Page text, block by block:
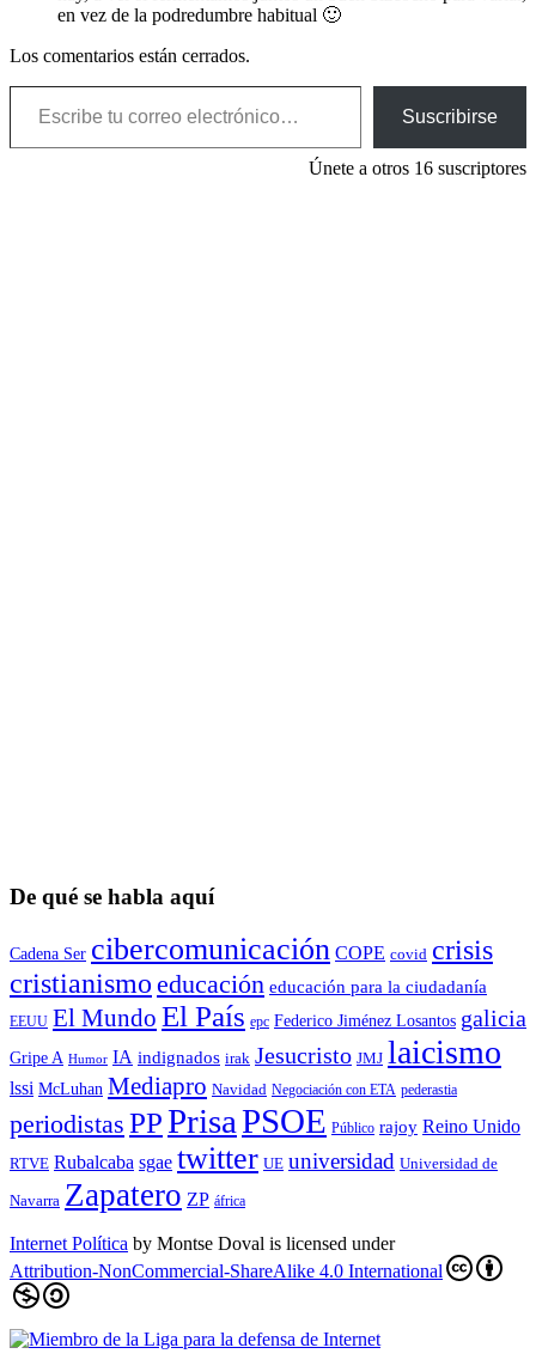
en vez de la podredumbre habitual 🙂
Los comentarios están cerrados.
Escribe tu correo electrónico…
Suscribirse
Únete a otros 16 suscriptores
De qué se habla aquí
Cadena Ser cibercomunicación COPE covid crisis
cristianismo educación educación para la ciudadaní­a
EEUU El Mundo El País epc Federico Jiménez Losantos galicia
Gripe A Humor IA indignados irak Jesucristo JMJ laicismo
lssi McLuhan Mediapro Navidad Negociación con ETA pederastia
periodistas PPPrisaPSOE Público rajoy Reino Unido
RTVE Rubalcaba sgae twitter UE universidad Universidad de
Navarra Zapatero ZP áfrica
Internet Política by Montse Doval is licensed under
Attribution-NonCommercial-ShareAlike 4.0 International